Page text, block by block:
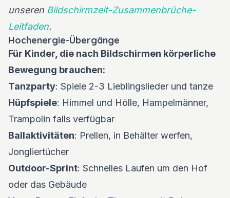
unseren Bildschirmzeit-Zusammenbrüche-
Leitfaden.
Hochenergie-Übergänge
Für Kinder, die nach Bildschirmen körperliche
Bewegung brauchen:
Tanzparty: Spiele 2-3 Lieblingslieder und tanze
Hüpfspiele: Himmel und Hölle, Hampelmänner,
Trampolin falls verfügbar
Ballaktivitäten: Prellen, in Behälter werfen,
Jongliertücher
Outdoor-Sprint: Schnelles Laufen um den Hof
oder das Gebäude